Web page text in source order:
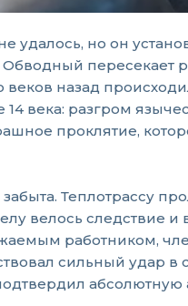
удалось, но он
пересекает
веков назад
века: разгром
проклятие,
Теплотрассу
велось следствие и
работником,
сильный удар в
абсолютную